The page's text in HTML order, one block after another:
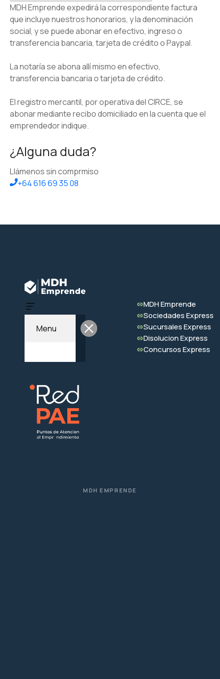
MDH Emprende expedirá la correspondiente factura
que incluye nuestros honorarios, y la denominación
social, y se puede abonar en efectivo, ingreso o
transferencia bancaria, tarjeta de crédito o Paypal.
La notarí­a se abona allí­ mismo en efectivo,
transferencia bancaria o tarjeta de crédito.
El registro mercantil, por operativa del CIRCE, se
abonar mediante recibo domiciliado en la cuenta que el
emprendedor indique.
¿Alguna duda?
Llámenos sin comprmiso
+64 616 69 35 08
Menu
MDH Emprende
Sociedades Express
Sucursales Express
Disolucion Express
Concursos Express
MDH EMPRENDE